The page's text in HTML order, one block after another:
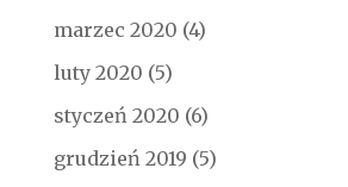
marzec 2020 (4)
luty 2020 (5)
styczeń 2020 (6)
grudzień 2019 (5)